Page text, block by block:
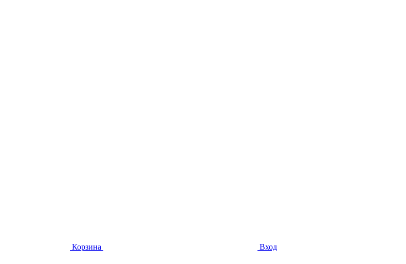
Корзина Вход